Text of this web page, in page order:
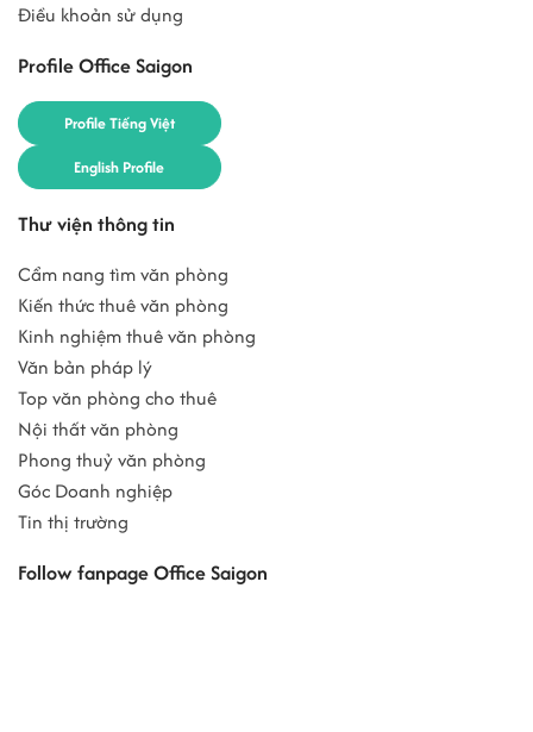
Điều khoản sử dụng
Profile Office Saigon
Profile Tiếng Việt
English Profile
Thư viện thông tin
Cẩm nang tìm văn phòng
Kiến thức thuê văn phòng
Kinh nghiệm thuê văn phòng
Văn bản pháp lý
Top văn phòng cho thuê
Nội thất văn phòng
Phong thuỷ văn phòng
Góc Doanh nghiệp
Tin thị trường
Follow fanpage Office Saigon